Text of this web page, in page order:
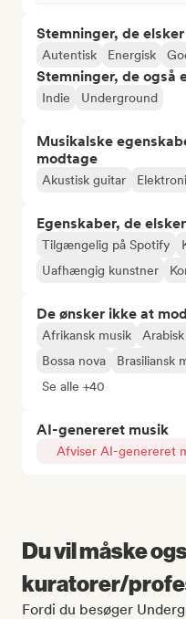
Stemninger, de elsker
Autentisk Energisk
Stemninger, de også
Indie Underground
Musikalske
modtage
Akustisk guitar
Egenskaber, de elsker
Tilgængelig på Spotify
Uafhængig kunstner
De ønsker ikke at
Afrikansk musik
Bossa nova
Brasiliansk
Se alle +40
AI-genereret musik
Afviser AI-genereret
Du vil måske
kuratorer/
Fordi du besøger